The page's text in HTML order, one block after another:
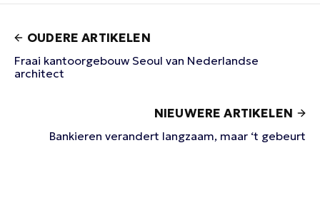
OUDERE ARTIKELEN
Fraai kantoorgebouw Seoul van Nederlandse
architect
NIEUWERE ARTIKELEN
Bankieren verandert langzaam, maar ‘t gebeurt